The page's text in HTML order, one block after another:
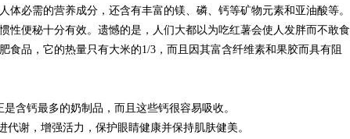
体必需的营养成分，还含有丰富的镁、磷、钙等矿物元素和亚油酸等。
性便秘十分有效。遗憾的是，人们大都以为吃红薯会使人发胖而不敢食
食品，它的热量只有大米的1/3，而且因其富含纤维素和果胶而具有阻
含钙最多的奶制品，而且这些钙很容易吸收。
谢，增强活力，保护眼睛健康并保持肌肤健美。